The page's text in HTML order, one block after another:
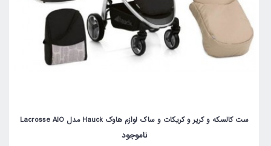
ست کالسکه و کریر و کریکات و ساک لوازم هاوک Hauck مدل Lacrosse AIO
ناموجود